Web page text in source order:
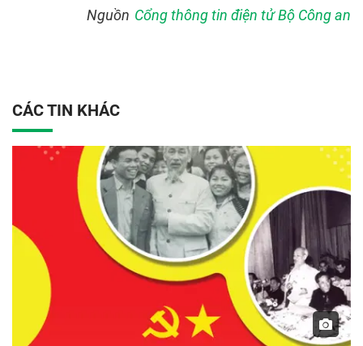
Nguồn Cổng thông tin điện tử Bộ Công an
CÁC TIN KHÁC